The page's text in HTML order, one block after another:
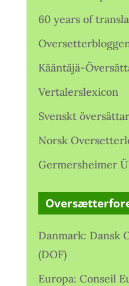
60 years of
Kääntäjä-
Vertalerslexicon
Svenskt
Norsk
Germersheimer
Danmark: Dansk
(DOF)
Europa: Conseil